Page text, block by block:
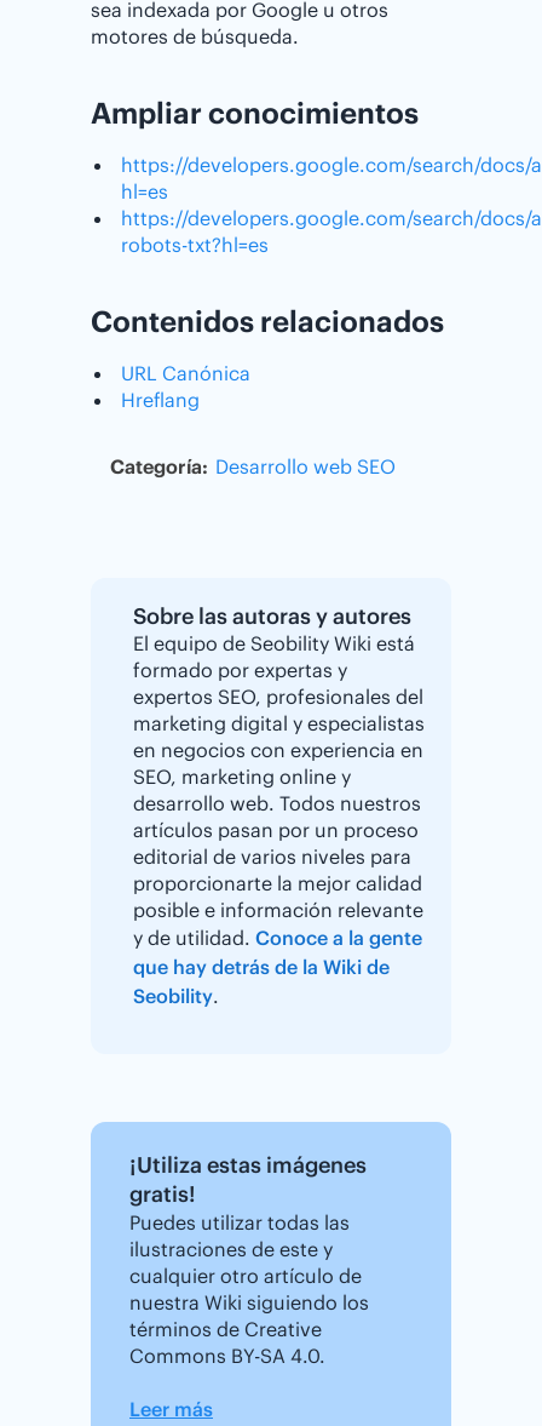
sea indexada por Google u otros
motores de búsqueda.
Ampliar conocimientos
https://developers.google.com/search/docs/
hl=es
https://developers.google.com/search/docs/
robots-txt?hl=es
Contenidos relacionados
URL Canónica
Hreflang
Categoría: Desarrollo web SEO
Sobre las autoras y autores
El equipo de Seobility Wiki está
formado por expertas y
expertos SEO, profesionales del
marketing digital y especialistas
en negocios con experiencia en
SEO, marketing online y
desarrollo web. Todos nuestros
artículos pasan por un proceso
editorial de varios niveles para
proporcionarte la mejor calidad
posible e información relevante
y de utilidad. Conoce a la gente
que hay detrás de la Wiki de
Seobility.
¡Utiliza estas imágenes
gratis!
Puedes utilizar todas las
ilustraciones de este y
cualquier otro artículo de
nuestra Wiki siguiendo los
términos de Creative
Commons BY-SA 4.0.
Leer más